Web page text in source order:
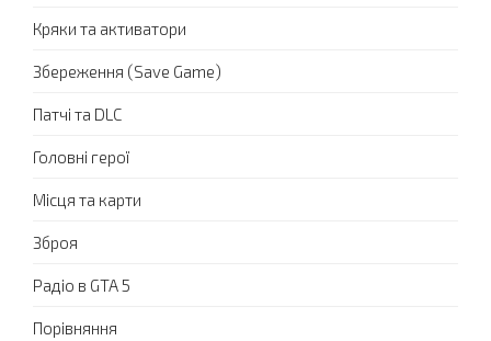
Кряки та активатори
Збереження (Save Game)
Патчі та DLC
Головні герої
Місця та карти
Зброя
Радіо в GTA 5
Порівняння